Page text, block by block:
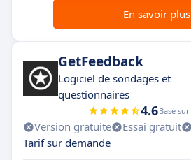
En savoir plus
GetFeedback
Logiciel de sondages et
questionnaires
4.6Basé sur
Version gratuite Essai gratuit
Tarif sur demande